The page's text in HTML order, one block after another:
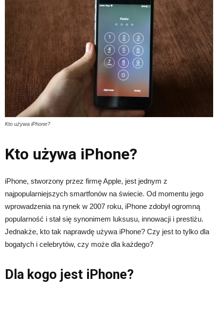
Kto używa iPhone?
Kto używa iPhone?
iPhone, stworzony przez firmę Apple, jest jednym z
najpopularniejszych smartfonów na świecie. Od momentu jego
wprowadzenia na rynek w 2007 roku, iPhone zdobył ogromną
popularność i stał się synonimem luksusu, innowacji i prestiżu.
Jednakże, kto tak naprawdę używa iPhone? Czy jest to tylko dla
bogatych i celebrytów, czy może dla każdego?
Dla kogo jest iPhone?